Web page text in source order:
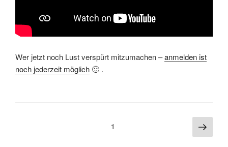
Wer jetzt noch Lust verspürt mitzumachen –anmelden ist
noch jederzeit möglich 🙂 .
1
Seite